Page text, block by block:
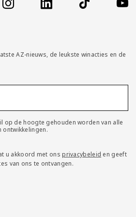
AZAlkmaar
Instagram LinkedIn TikTok
AZ-nieuws, de leukste winacties en de
op de hoogte gehouden worden van alle
ontwikkelingen.
u akkoord met onsprivacybeleid en geeft
van ons te ontvangen.